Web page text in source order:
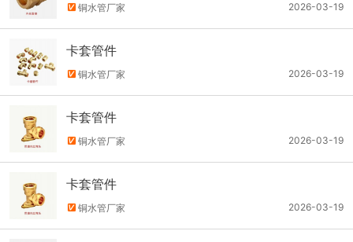
2026-03-19
铜水管厂家
卡套管件
2026-03-19
铜水管厂家
卡套管件
2026-03-19
铜水管厂家
卡套管件
2026-03-19
铜水管厂家